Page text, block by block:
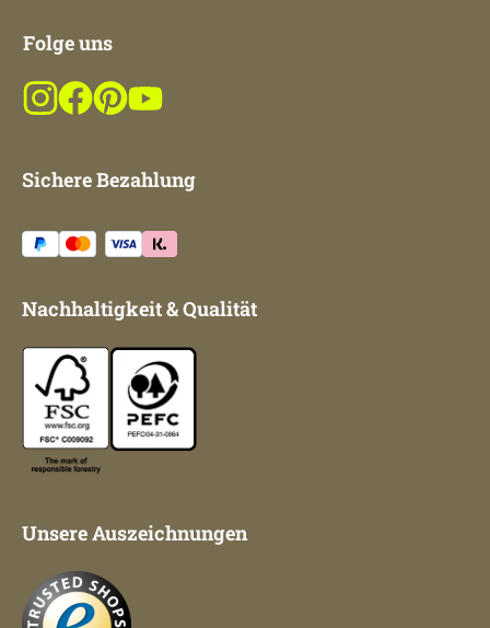
Folge uns
Sichere Bezahlung
Nachhaltigkeit & Qualität
Unsere Auszeichnungen